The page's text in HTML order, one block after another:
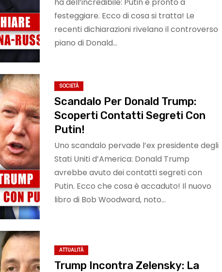
ha dell’incredibile: Putin è pronto a
festeggiare. Ecco di cosa si tratta! Le
recenti dichiarazioni rivelano il controverso
piano di Donald…
SOCIETÀ
Scandalo Per Donald Trump:
Scoperti Contatti Segreti Con
Putin!
Uno scandalo pervade l’ex presidente degli
Stati Uniti d’America: Donald Trump
avrebbe avuto dei contatti segreti con
Putin. Ecco che cosa è accaduto! Il nuovo
libro di Bob Woodward, noto…
ATTUALITÀ
Trump Incontra Zelensky: La